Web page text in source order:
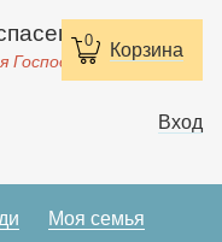
0 Корзина
Господне, спасется.
Вход
Моя семья